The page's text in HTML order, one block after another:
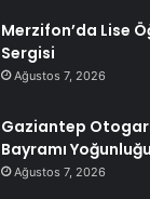
Merzifon’da Lise
Sergisi
Ağustos 7, 2026
Gaziantep
Bayramı Yoğunluğu
Ağustos 7, 2026